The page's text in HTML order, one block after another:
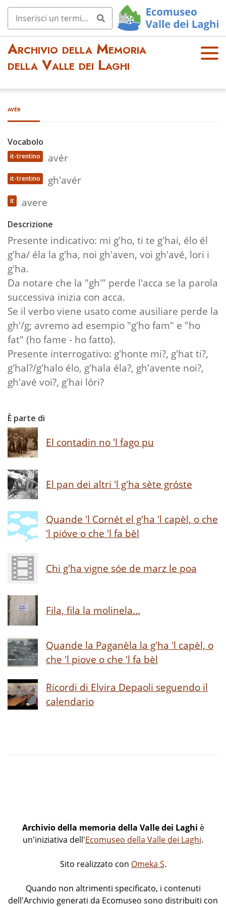
Archivio della Memoria
della Valle dei Laghi
OPE
avér
Vocabolo
it-trentino avér
it-trentino gh'avér
it avere
Descrizione
Presente indicativo: mi g'ho, ti te g'hai, élo él
g'ha/ éla la g'ha, noi gh'aven, voi gh'avé, lori i
g'ha.
Da notare che la "gh'" perde l'acca se la parola
successiva inizia con acca.
Se il verbo viene usato come ausiliare perde la
gh'/g; avremo ad esempio "g'ho fam" e "ho
fat" (ho fame - ho fatto).
Presente interrogativo: g'honte mi?, g'hat ti?,
g'hal?/g'halo élo, g'hala éla?, gh'avente noi?,
gh'avé voi?, g'hai lóri?
È parte di
El contadin no 'l fago pu
El pan dei altri 'l g'ha sète gróste
Quande 'l Cornét el g'ha 'l capèl, o che
'l pióve o che 'l fa bèl
Chi g'ha vigne sóe de marz le poa
Fila, fila la molinela...
Quande la Paganèla la g'ha 'l capèl, o
che 'l piove o che 'l fa bèl
Ricordi di Elvira Depaoli seguendo il
calendario
Archivio della memoria della Valle dei Laghi è
un'iniziativa dell'Ecomuseo della Valle dei Laghi.
Sito realizzato con Omeka S.
Quando non altrimenti specificato, i contenuti
dell'Archivio generati da Ecomuseo sono distribuiti con